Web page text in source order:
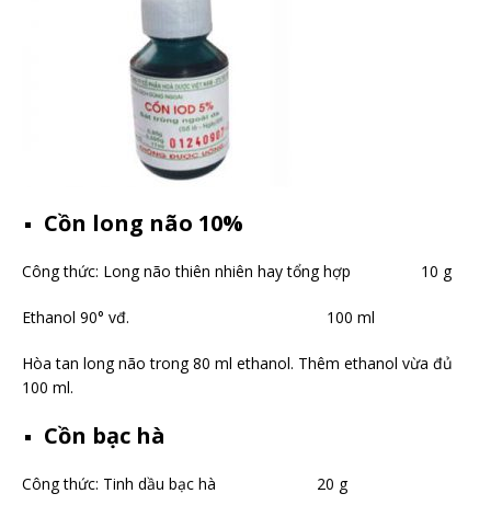
Cồn long não 10%
Công thức: Long não thiên nhiên hay tổng hợp 10 g
Ethanol 90° vđ. 100 ml
Hòa tan long não trong 80 ml ethanol. Thêm ethanol vừa đủ
100 ml.
Cồn bạc hà
Công thức: Tinh dầu bạc hà 20 g